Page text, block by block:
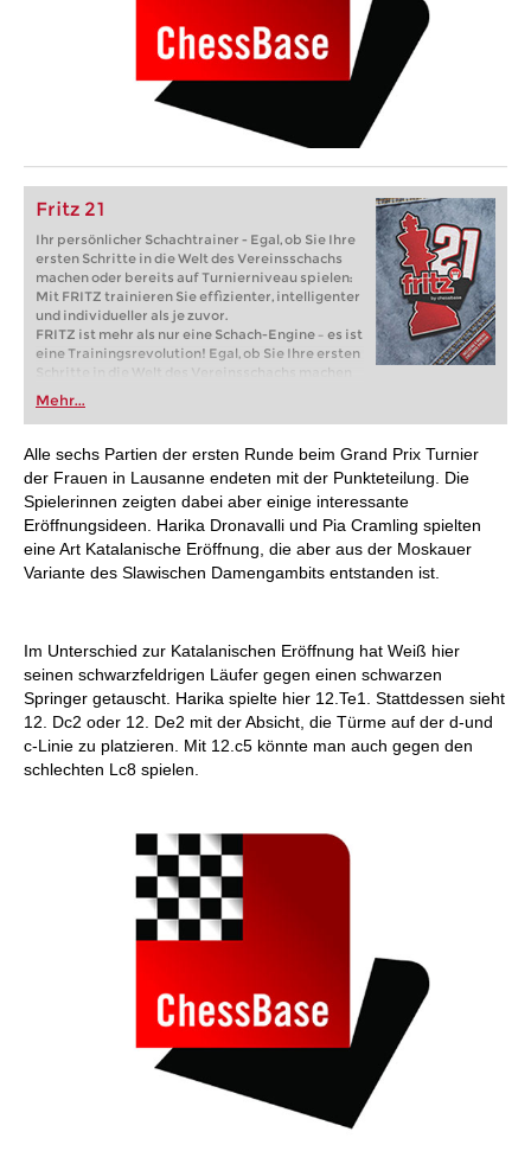
Fritz 21
Ihr persönlicher Schachtrainer - Egal, ob Sie Ihre
ersten Schritte in die Welt des Vereinsschachs
machen oder bereits auf Turnierniveau spielen:
Mit FRITZ trainieren Sie effizienter, intelligenter
und individueller als je zuvor.
FRITZ ist mehr als nur eine Schach-Engine – es ist
eine Trainingsrevolution! Egal, ob Sie Ihre ersten
Schritte in die Welt des Vereinsschachs machen
oder bereits auf Turnierniveau spielen: Mit
FRITZ trainieren Sie effizienter, intelligenter und
individueller als je zuvor.
Mehr...
Alle sechs Partien der ersten Runde beim Grand Prix Turnier
der Frauen in Lausanne endeten mit der Punkteteilung. Die
Spielerinnen zeigten dabei aber einige interessante
Eröffnungsideen. Harika Dronavalli und Pia Cramling spielten
eine Art Katalanische Eröffnung, die aber aus der Moskauer
Variante des Slawischen Damengambits entstanden ist.
Im Unterschied zur Katalanischen Eröffnung hat Weiß hier
seinen schwarzfeldrigen Läufer gegen einen schwarzen
Springer getauscht. Harika spielte hier 12.Te1. Stattdessen sieht
12. Dc2 oder 12. De2 mit der Absicht, die Türme auf der d-und
c-Linie zu platzieren. Mit 12.c5 könnte man auch gegen den
schlechten Lc8 spielen.